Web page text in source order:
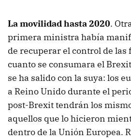
La movilidad hasta 2020.
primera ministra había
de recuperar el control de las
cuanto se consumara el
se ha salido con la suya: los
a Reino Unido durante el
post-Brexit tendrán los
aquellos que lo hicieron
dentro de la Unión Europea.